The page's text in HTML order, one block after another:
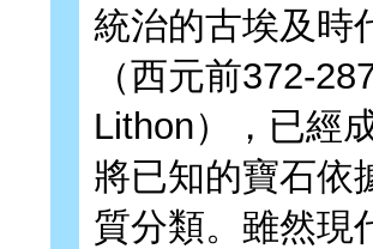
統治的古埃及時
（西元前372-
Lithon），已經
將已知的寶石依
質分類。雖然現